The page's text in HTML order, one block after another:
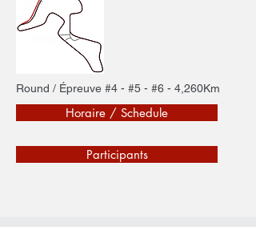
Round / Épreuve #4 - #5 - #6 - 4,260Km
Horaire / Schedule
Participants